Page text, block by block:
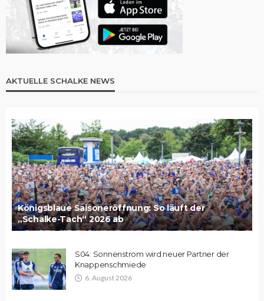
AKTUELLE SCHALKE NEWS
Königsblaue Saisoneröffnung: So läuft der
„Schalke-Tach“ 2026 ab
S04: Sonnenstrom wird neuer Partner der
Knappenschmiede
6. August 2026